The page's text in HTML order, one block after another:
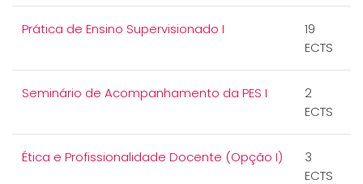
Prática de Ensino Supervisionado I
19
ECTS
Seminário de Acompanhamento da PES I
2
ECTS
Ética e Profissionalidade Docente (Opção I)
3
ECTS